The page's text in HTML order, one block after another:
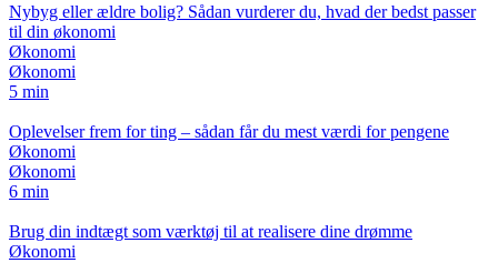
Nybyg eller ældre bolig? Sådan vurderer du, hvad der bedst passer
til din økonomi
Økonomi
Økonomi
5 min
Oplevelser frem for ting – sådan får du mest værdi for pengene
Økonomi
Økonomi
6 min
Brug din indtægt som værktøj til at realisere dine drømme
Økonomi